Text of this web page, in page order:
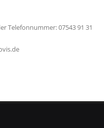
Telefonnummer: 07543 91 31